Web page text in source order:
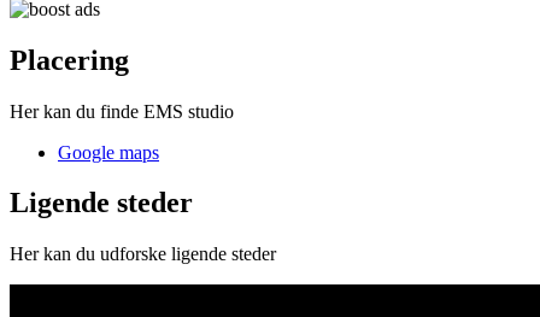
Placering
Her kan du finde EMS studio
Google maps
Ligende steder
Her kan du udforske ligende steder